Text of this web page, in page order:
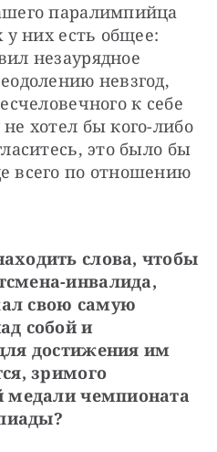
паралимпийца
у них есть общее:
незаурядное
невзгод,
к себе
хотел бы кого-либо
это было бы
всего по отношению
слова, чтобы
инвалида,
свою самую
собой и
достижения им
зримого
медали чемпионата